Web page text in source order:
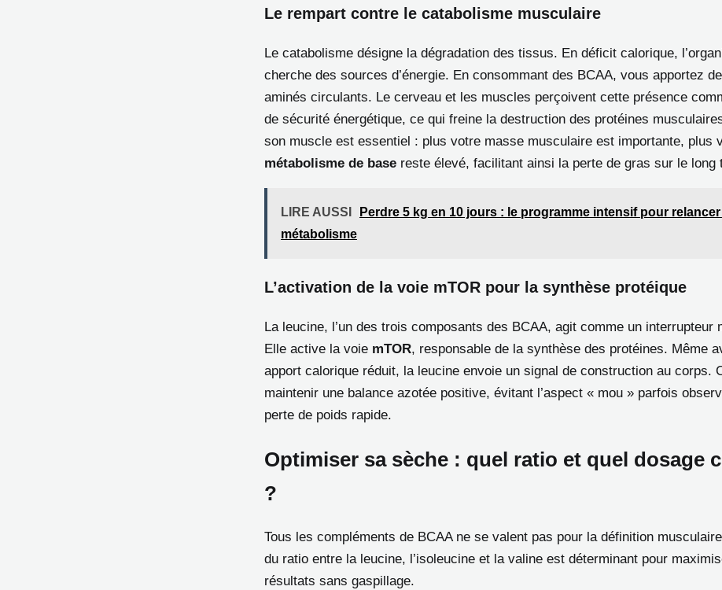
Le rempart contre le catabolisme musculaire
Le catabolisme désigne la dégradation des tissus. En déficit calorique,
cherche des sources d’énergie. En consommant des BCAA, vous apportez
aminés circulants. Le cerveau et les muscles perçoivent cette présence
de sécurité énergétique, ce qui freine la destruction des protéines
son muscle est essentiel : plus votre masse musculaire est importante, plus
métabolisme de base reste élevé, facilitant ainsi la perte de gras sur le long
LIRE AUSSI
Perdre 5 kg en 10 jours : le programme intensif pour
métabolisme
L’activation de la voie mTOR pour la synthèse protéique
La leucine, l’un des trois composants des BCAA, agit comme un interrupteur
Elle active la voie mTOR, responsable de la synthèse des protéines. Même
apport calorique réduit, la leucine envoie un signal de construction au corps.
maintenir une balance azotée positive, évitant l’aspect « mou » parfois
perte de poids rapide.
Optimiser sa sèche : quel ratio et quel dosage
?
Tous les compléments de BCAA ne se valent pas pour la définition
du ratio entre la leucine, l’isoleucine et la valine est déterminant pour
résultats sans gaspillage.